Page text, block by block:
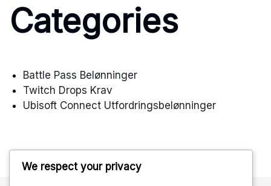
Categories
Battle Pass Belønninger
Twitch Drops Krav
Ubisoft Connect Utfordringsbelønninger
We respect your privacy